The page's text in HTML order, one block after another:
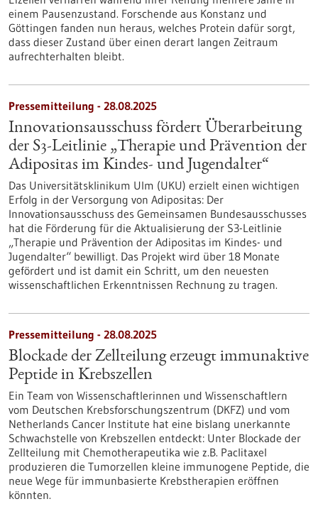
einem Pausenzustand. Forschende aus Konstanz und
Göttingen fanden nun heraus, welches Protein dafür sorgt,
dass dieser Zustand über einen derart langen Zeitraum
aufrechterhalten bleibt.
Pressemitteilung - 28.08.2025
Innovationsausschuss fördert Überarbeitung
der S3-​Leitlinie „Therapie und Prävention der
Adipositas im Kindes-​ und Jugendalter“
Das Universitätsklinikum Ulm (UKU) erzielt einen wichtigen
Erfolg in der Versorgung von Adipositas: Der
Innovationsausschuss des Gemeinsamen Bundesausschusses
hat die Förderung für die Aktualisierung der S3-​Leitlinie
„Therapie und Prävention der Adipositas im Kindes-​ und
Jugendalter“ bewilligt. Das Projekt wird über 18 Monate
gefördert und ist damit ein Schritt, um den neuesten
wissenschaftlichen Erkenntnissen Rechnung zu tragen.
Pressemitteilung - 28.08.2025
Blockade der Zellteilung erzeugt immunaktive
Peptide in Krebszellen
Ein Team von Wissenschaftlerinnen und Wissenschaftlern
vom Deutschen Krebsforschungszentrum (DKFZ) und vom
Netherlands Cancer Institute hat eine bislang unerkannte
Schwachstelle von Krebszellen entdeckt: Unter Blockade der
Zellteilung mit Chemotherapeutika wie z.B. Paclitaxel
produzieren die Tumorzellen kleine immunogene Peptide, die
neue Wege für immunbasierte Krebstherapien eröffnen
könnten.